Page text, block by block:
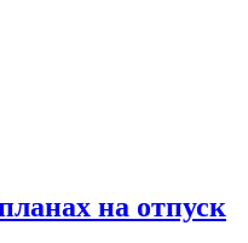
на отпуск